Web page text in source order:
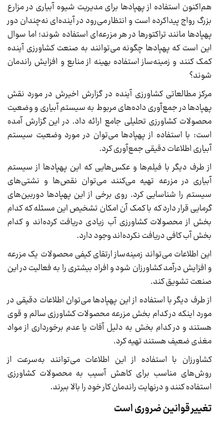
هم‌اکنون استفاده از پهپادها برای مدیریت شیوه آبیاری در مزارع
بزرگ رواج پیداکرده است و انتظار می‌رود در آینده‌ای نه‌چندان دور
پهپادها مانند تراکتورها در هر مزرعه‌ای استفاده شوند؛ اما سوال
این است که پهپادها چگونه می‌توانند به صنعت کشاورزی آینده
کمک کنند و زمینه‌ساز استفاده بهینه از منابع و افزایش راندمان
شوند؟
مرکز مطالعاتی کشاورزی آینده در گزارش اخیرش در مورد نقش
پهپادها در جمع‌آوری داده‌های مربوط به سیستم آبیاری و وضعیت
محصولات کشاورزی تحلیلی جامع ارائه داد. در این گزارش آمده
است: با استفاده از پهپادها می‌توان در مورد وضعیت سیستم
آبیاری اطلاعات دقیقی جمع‌آوری کرد.
از طرف دیگر با فیلم‌ها و عکس‌هایی که این پهپادها از سیستم
آبیاری در مزرعه تهیه می‌کنند می‌توان نقص‌ها و نشتی‌های
سیستم را شناسایی کرد. روی برخی از این پهپادها دوربین‌های
گرمایی قرار دارد که با کمک آن امکان تشخیص این مسئله که کدام
بخش از محصولات کشاورزی آب زیادی دریافت کرده‌اند و کدام
بخش آب کافی دریافت نکرده‌اند وجود دارد.
این اطلاعات می‌تواند زمینه‌ساز ارتقای کیفی محصولات یک مزرعه
و افزایش درآمد کشاورزان شود و افراد بیشتری را به فعالیت در این
صنعت تشویق کند.
از طرف دیگر با استفاده از این پهپادها می‌توان اطلاعات دقیقی در
مورد اینکه در کدام بخش مزرعه محصولات کشاورزی سالم و قوی
هستند و در کدام بخش به دلیل آفات یا عدم برخورداری از مواد
مغذی ضعیف هستند تهیه کرد.
کشاورزان با استفاده از این اطلاعات می‌توانند به‌سرعت از
روش‌های مناسب برای کاهش آسیب به محصولات کشاورزی
استفاده کنند و درنهایت راندمان کار خود را بالا ببرند.
تغییر قوانین ضروری است